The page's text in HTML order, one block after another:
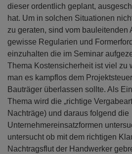
dieser ordentlich geplant,
hat. Um in solchen Situationen
zu geraten, sind vom bauleitenden
gewisse Regularien und
einzuhalten die im Seminar
Thema Kostensicherheit ist viel zu
man es kampflos dem
Bauträger überlassen sollte. Als
Thema wird die „richtige
Nachträge) und daraus folgend die
Unternehmereinsatzformen
untersucht ob mit dem richtigen
Nachtragsflut der Handwerker